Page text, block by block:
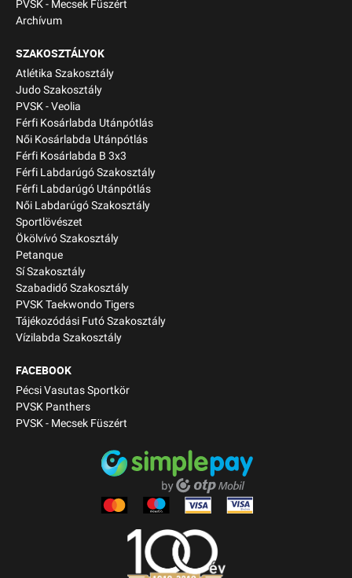
PVSK - Mecsek Füszért
Archívum
SZAKOSZTÁLYOK
Atlétika Szakosztály
Judo Szakosztály
PVSK - Veolia
Férfi Kosárlabda Utánpótlás
Női Kosárlabda Utánpótlás
Férfi Kosárlabda B 3x3
Férfi Labdarúgó Szakosztály
Férfi Labdarúgó Utánpótlás
Női Labdarúgó Szakosztály
Sportlövészet
Ökölvívó Szakosztály
Petanque
Sí Szakosztály
Szabadidő Szakosztály
PVSK Taekwondo Tigers
Tájékozódási Futó Szakosztály
Vízilabda Szakosztály
FACEBOOK
Pécsi Vasutas Sportkör
PVSK Panthers
PVSK - Mecsek Füszért